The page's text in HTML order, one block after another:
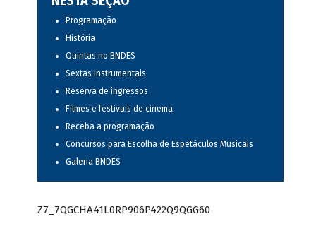
Programação
História
Quintas no BNDES
Sextas instrumentais
Reserva de ingressos
Filmes e festivais de cinema
Receba a programação
Concursos para Escolha de Espetáculos Musicais
Galeria BNDES
Z7_7QGCHA41L0RP906P422Q9QGG60